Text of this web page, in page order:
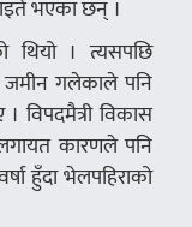
भएका छन् ।
थियो । त्यसपछि
गलेकाले पनि
विपदमैत्री विकास
कारणले पनि
हुँदा भेलपहिराको